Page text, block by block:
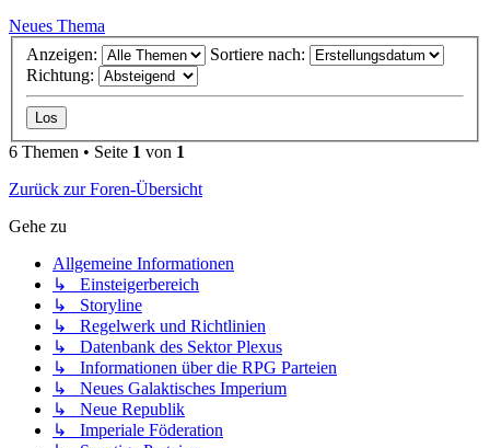
Neues Thema
Anzeigen:
Sortiere nach:
Richtung:
6 Themen • Seite 1 von 1
Zurück zur Foren-Übersicht
Gehe zu
Allgemeine Informationen
↳ Einsteigerbereich
↳ Storyline
↳ Regelwerk und Richtlinien
↳ Datenbank des Sektor Plexus
↳ Informationen über die RPG Parteien
↳ Neues Galaktisches Imperium
↳ Neue Republik
↳ Imperiale Föderation